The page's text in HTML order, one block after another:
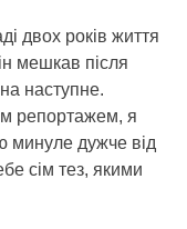
двох років життя
мешкав після
наступне.
репортажем, я
минуле дужче від
сім тез, якими